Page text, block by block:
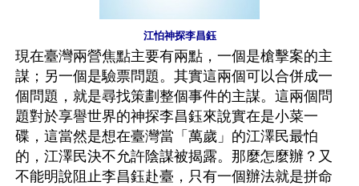
江怕神探李昌鈺
現在臺灣兩營焦點主要有兩點，一個是槍擊案的主
謀；另一個是驗票問題。其實這兩個可以合併成一
個問題，就是尋找策劃整個事件的主謀。這兩個問
題對於享譽世界的神探李昌鈺來說實在是小菜一
碟，這當然是想在臺灣當「萬歲」的江澤民最怕
的，江澤民決不允許陰謀被揭露。那麼怎麼辦？又
不能明說阻止李昌鈺赴臺，只有一個辦法就是拼命